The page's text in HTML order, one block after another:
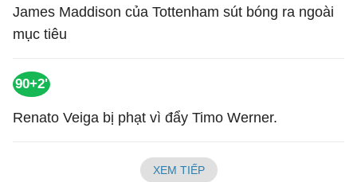
James Maddison của Tottenham sút bóng ra ngoài
mục tiêu
90+2'
Renato Veiga bị phạt vì đẩy Timo Werner.
XEM TIẾP